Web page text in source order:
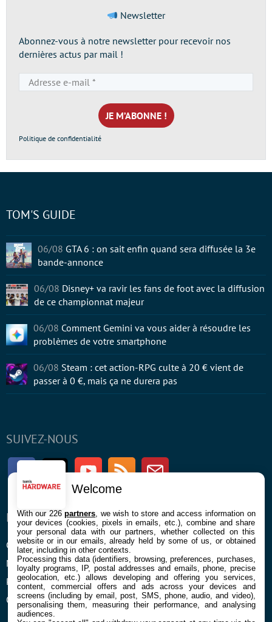
Newsletter
Abonnez-vous à notre newsletter pour recevoir nos
dernières actus par mail !
e-
mail
*
Politique de confidentialité
SUIVEZ-NOUS
FacebookTwitter Youtube RSS Newsletter
ENTREPRISE
Confidentialité et Cookies
Mentions légales et CGU
Préférences Cookies
Qui sommes nous
À PROPOS
Contact
TOM'S GUIDE
06/08 GTA 6 : on sait enfin quand sera diffusée la 3e
bande-annonce
06/08 Disney+ va ravir les fans de foot avec la diffusion
de ce championnat majeur
06/08 Comment Gemini va vous aider à résoudre les
problèmes de votre smartphone
06/08 Steam : cet action-RPG culte à 20 € vient de
passer à 0 €, mais ça ne durera pas
Welcome
With our 226partners , we wish to store and access information on
your devices (cookies, pixels in emails, etc.), combine and share
your personal data with our partners, whether collected on this
website or in our emails, already held by some of us, or obtained
later, including in other contexts.
Processing this data (identifiers, browsing, preferences, purchases,
loyalty programs, IP, postal addresses and emails, phone, precise
geolocation, etc.) allows developing and offering you services,
content, commercial offers and ads across your devices and
screens (including by email, post, SMS, phone, audio, and video),
personalising them, measuring their performance, and analysing
audiences.